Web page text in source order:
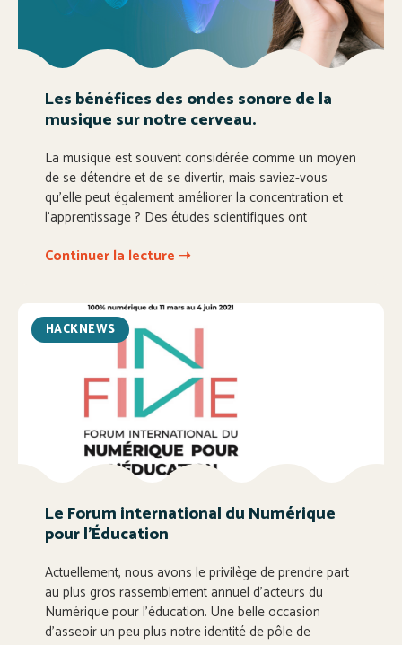
Les bénéfices des ondes sonore de la
musique sur notre cerveau.
La musique est souvent considérée comme un moyen
de se détendre et de se divertir, mais saviez-vous
qu’elle peut également améliorer la concentration et
l’apprentissage ? Des études scientifiques ont
Continuer la lecture ➝
HACKNEWS
Le Forum international du Numérique
pour l’Éducation
Actuellement, nous avons le privilège de prendre part
au plus gros rassemblement annuel d’acteurs du
Numérique pour l’éducation. Une belle occasion
d’asseoir un peu plus notre identité de pôle de